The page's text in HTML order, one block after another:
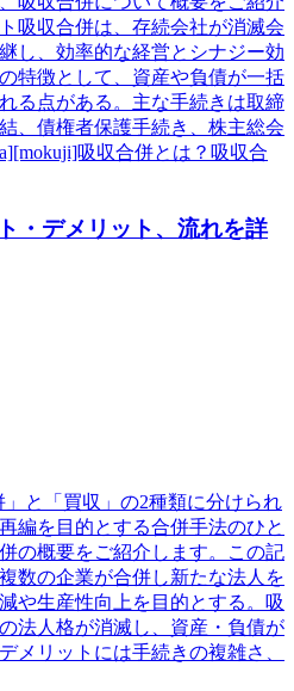
吸収合併は、存続会社が消滅会
し、効率的な経営とシナジー効
特徴として、資産や負債が一括
る点がある。主な手続きは取締
、債権者保護手続き、株主総会
吸収合併とは？吸収合
・デメリット、流れを詳
と「買収」の2種類に分けられ
編を目的とする合併手法のひと
の概要をご紹介します。この記
数の企業が合併し新たな法人を
や生産性向上を目的とする。吸
法人格が消滅し、資産・負債が
メリットには手続きの複雑さ、